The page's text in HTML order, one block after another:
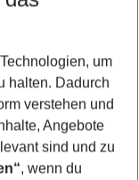
um
halten. Dadurch
verstehen und
Angebote
sind und zu
, wenn du